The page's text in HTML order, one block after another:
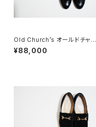
Old Church’s オールドチャー
チ ドクターシューズ 9.5F
¥88,000